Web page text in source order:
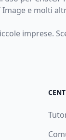
Image e molti
imprese.